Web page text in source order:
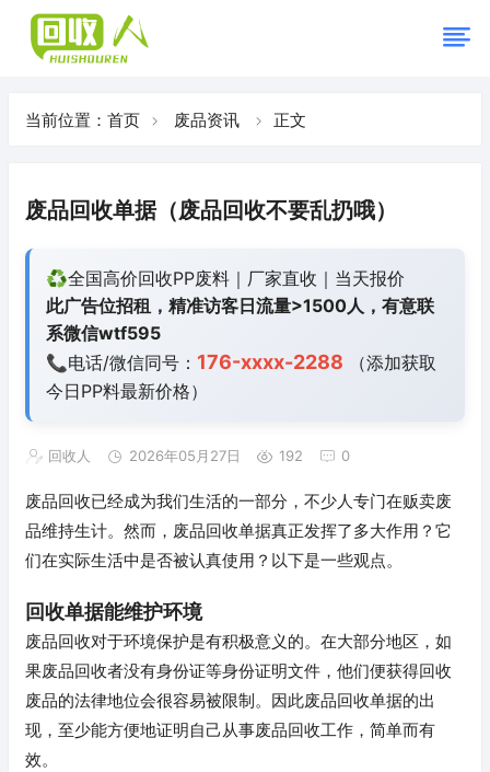
当前位置： 首页 废品资讯 正文
废品回收单据（废品回收不要乱扔哦）
♻️全国高价回收PP废料｜厂家直收｜当天报价
此广告位招租，精准访客日流量>1500人，有意联
系微信wtf595
📞电话/微信同号： 176-xxxx-2288 （添加获取
今日PP料最新价格）
回收人 2026年05月27日 192 0
废品回收已经成为我们生活的一部分，不少人专门在贩卖废
品维持生计。然而，废品回收单据真正发挥了多大作用？它
们在实际生活中是否被认真使用？以下是一些观点。
回收单据能维护环境
废品回收对于环境保护是有积极意义的。在大部分地区，如
果废品回收者没有身份证等身份证明文件，他们便获得回收
废品的法律地位会很容易被限制。因此废品回收单据的出
现，至少能方便地证明自己从事废品回收工作，简单而有
效。